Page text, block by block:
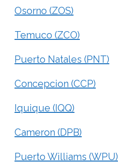
Osorno (ZOS)
Temuco (ZCO)
Puerto Natales (PNT)
Concepcion (CCP)
Iquique (IQQ)
Cameron (DPB)
Puerto Williams (WPU)